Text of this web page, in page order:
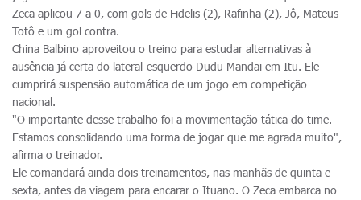
Zeca aplicou 7 a 0, com gols de Fidelis (2), Rafinha (2), Jô, Mateus
Totô e um gol contra.
China Balbino aproveitou o treino para estudar alternativas à
ausência já certa do lateral-esquerdo Dudu Mandai em Itu. Ele
cumprirá suspensão automática de um jogo em competição
nacional.
"O importante desse trabalho foi a movimentação tática do time.
Estamos consolidando uma forma de jogar que me agrada muito",
afirma o treinador.
Ele comandará ainda dois treinamentos, nas manhãs de quinta e
sexta, antes da viagem para encarar o Ituano. O Zeca embarca no